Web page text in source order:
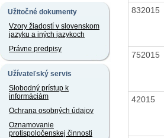
Užitočné dokumenty
Vzory žiadostí v slovenskom
jazyku a iných jazykoch
Právne predpisy
Užívateľský servis
Slobodný prístup k
informáciám
Ochrana osobných údajov
Oznamovanie
protispoločenskej činnosti
832015
752015
42015